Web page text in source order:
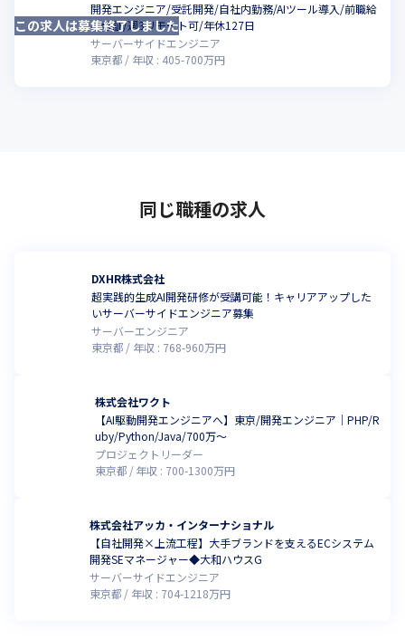
開発エンジニア/受託開発/自社内勤務/AIツール導入/前職給
与保証/週3リモート可/年休127日
サーバーサイドエンジニア
東京都
年収 : 405-700万円
この求人は募集終了しました
同じ職種の求人
DXHR株式会社
超実践的生成AI開発研修が受講可能！キャリアアップした
いサーバーサイドエンジニア募集
サーバーエンジニア
東京都
年収 : 768-960万円
株式会社ワクト
【AI駆動開発エンジニアへ】東京/開発エンジニア｜PHP/R
uby/Python/Java/700万～
プロジェクトリーダー
東京都
年収 : 700-1300万円
株式会社アッカ・インターナショナル
【自社開発×上流工程】大手ブランドを支えるECシステム
開発SEマネージャー◆大和ハウスG
サーバーサイドエンジニア
東京都
年収 : 704-1218万円